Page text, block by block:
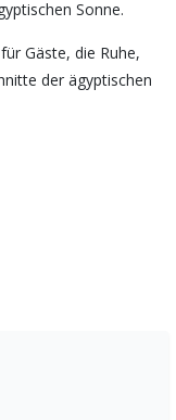
Sonne.
Gäste, die Ruhe,
der ägyptischen